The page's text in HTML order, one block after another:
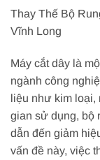
Thay Thế Bộ
Vĩnh Long
Máy cắt dây là
ngành công
liệu như kim loại,
gian sử dụng, bộ
dẫn đến giảm
vấn đề này, việc